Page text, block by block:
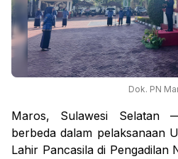
Dok. PN
Maros, Sulawesi Selatan
berbeda dalam pelaksanaan
Lahir Pancasila di Pengadilan